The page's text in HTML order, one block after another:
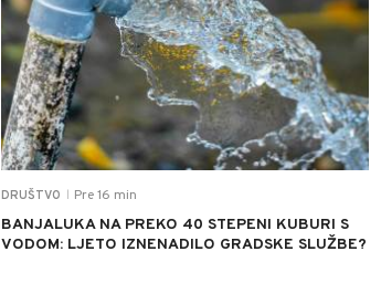
DRUŠTVO Pre 16 min
BANJALUKA NA PREKO 40 STEPENI KUBURI S
VODOM: LJETO IZNENADILO GRADSKE SLUŽBE?